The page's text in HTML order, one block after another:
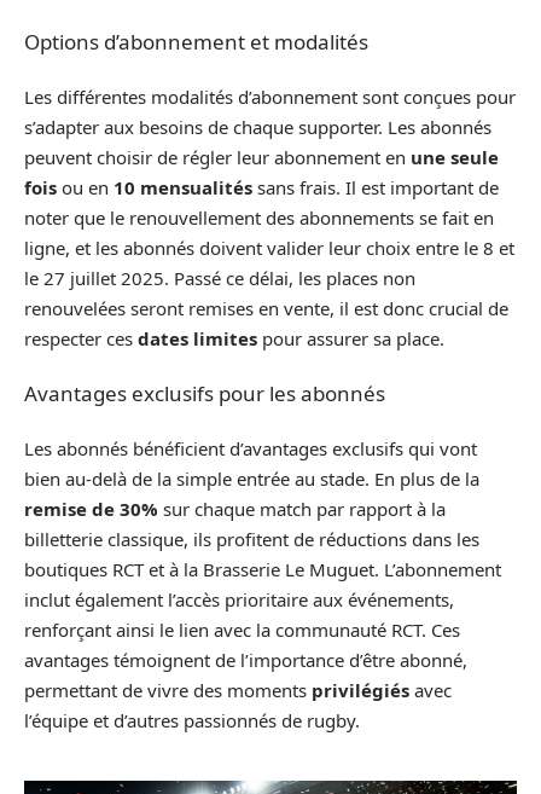
Options d’abonnement et modalités
Les différentes modalités d’abonnement sont conçues pour
s’adapter aux besoins de chaque supporter. Les abonnés
peuvent choisir de régler leur abonnement en une seule
fois ou en 10 mensualités sans frais. Il est important de
noter que le renouvellement des abonnements se fait en
ligne, et les abonnés doivent valider leur choix entre le 8 et
le 27 juillet 2025. Passé ce délai, les places non
renouvelées seront remises en vente, il est donc crucial de
respecter ces dates limites pour assurer sa place.
Avantages exclusifs pour les abonnés
Les abonnés bénéficient d’avantages exclusifs qui vont
bien au-delà de la simple entrée au stade. En plus de la
remise de 30% sur chaque match par rapport à la
billetterie classique, ils profitent de réductions dans les
boutiques RCT et à la Brasserie Le Muguet. L’abonnement
inclut également l’accès prioritaire aux événements,
renforçant ainsi le lien avec la communauté RCT. Ces
avantages témoignent de l’importance d’être abonné,
permettant de vivre des moments privilégiés avec
l’équipe et d’autres passionnés de rugby.